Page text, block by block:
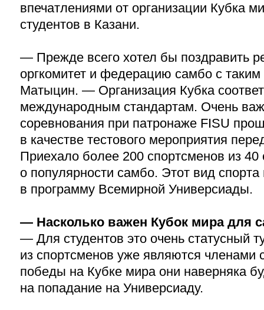
впечатлениями от организации Кубка
студентов в Казани.
— Прежде всего хотел бы поздравить
оргкомитет и федерацию самбо с
Матыцин. — Организация Кубка
международным стандартам. Очень
соревнования при патронаже FISU
в качестве тестового мероприятия
Приехало более 200 спортсменов из 40
о популярности самбо. Этот вид
в программу Всемирной Универсиады.
— Насколько важен Кубок мира для
— Для студентов это очень статусный
из спортсменов уже являются членами
победы на Кубке мира они наверняка
на попадание на Универсиаду.